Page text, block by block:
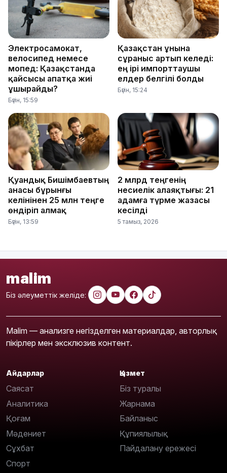
Электросамокат,
велосипед немесе
мопед: Қазақстанда
қайсысы апатқа жиі
ұшырайды?
Бүгін, 15:59
Қазақстан ұнына
сұраныс артып келеді:
ең ірі импорттаушы
елдер белгілі болды
Бүгін, 15:24
Қуандық Бишімбаевтың
анасы бұрынғы
келінінен 25 млн теңге
өндіріп алмақ
Бүгін, 13:59
2 млрд теңгенің
несиелік алаяқтығы: 21
адамға түрме жазасы
кесілді
5 тамыз, 2026
malim
Біз әлеуметтік желіде:
Malim — анализге негізделген материалдар, авторлық
пікірлер мен эксклюзив контент.
Айдарлар
Саясат
Аналитика
Қоғам
Мәдениет
Сұхбат
Спорт
Қызмет
Біз туралы
Жарнама
Байланыс
Құпиялылық
Пайдалану ережесі